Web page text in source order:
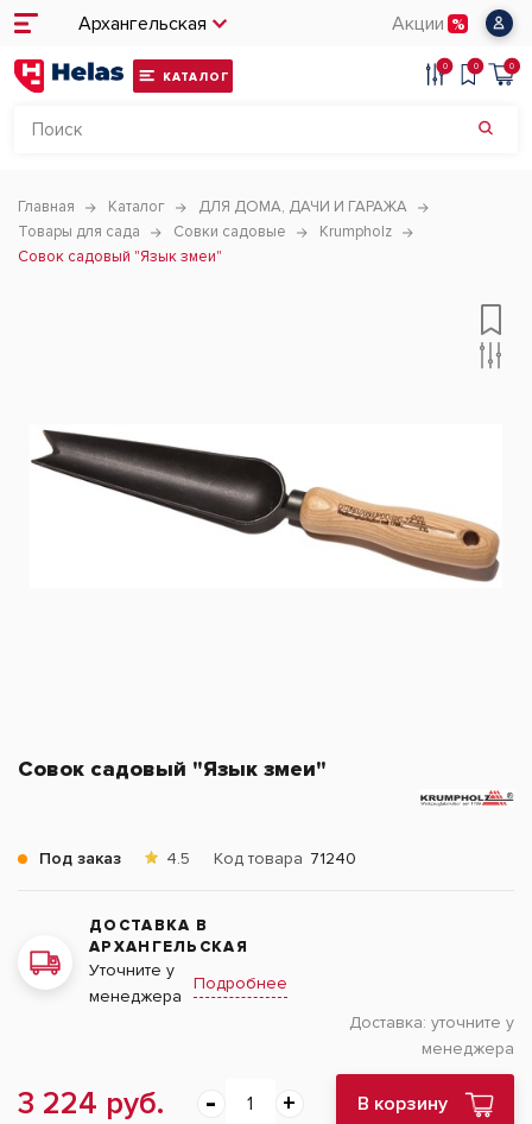
Архангельская Акции
КАТАЛОГ
0 0 0
Главная Каталог
ДЛЯ ДОМА, ДАЧИ И ГАРАЖА
Товары для сада
Совки садовые
Krumpholz
Совок садовый "Язык змеи"
Совок садовый "Язык змеи"
Под заказ 4.5 Код товара 71240
ДОСТАВКА В
АРХАНГЕЛЬСКАЯ
Уточните у
менеджера
Подробнее
Доставка: уточните у
менеджера
3 224 руб. В корзину